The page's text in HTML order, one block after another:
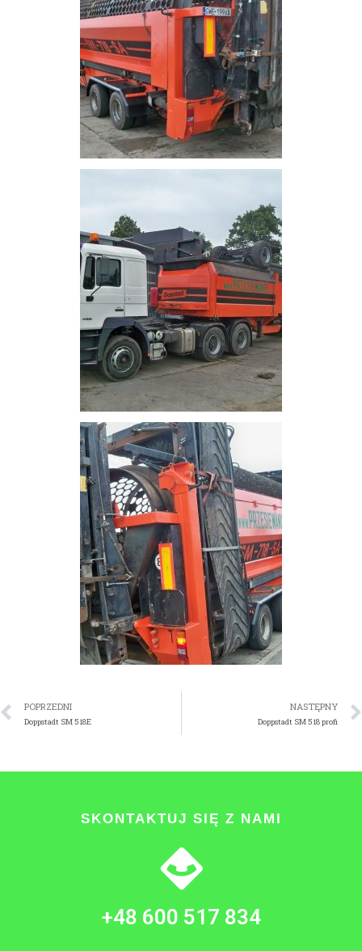
POPRZEDNI
Doppstadt SM 518E
NASTĘPNY
Doppstadt SM 518 profi
SKONTAKTUJ SIĘ Z NAMI
+48 600 517 834